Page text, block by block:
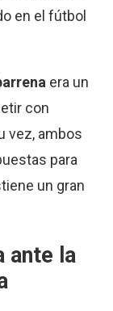
en el fútbol
era un
con
vez, ambos
para
un gran
ante la